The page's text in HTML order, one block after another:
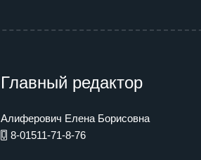
Главный редактор
Алиферович Елена Борисовна
8-01511-71-8-76